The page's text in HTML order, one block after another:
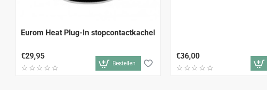
Eurom Heat Plug-In stopcontactkachel
€29,95
Bestellen
€36,00